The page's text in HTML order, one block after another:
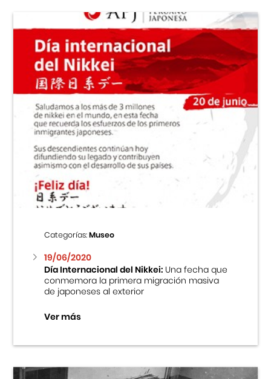
Categorías:Museo
19/06/2020
Día Internacional del Nikkei:Una fecha que
conmemora la primera migración masiva
de japoneses al exterior
Ver más